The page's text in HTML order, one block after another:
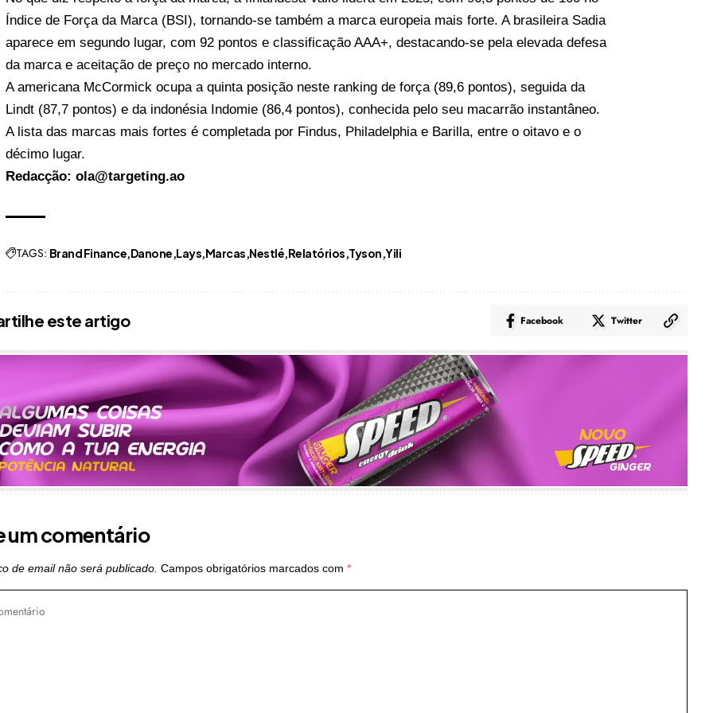
Índice de Força da Marca (BSI), tornando-se também a marca europeia mais forte. A brasileira Sadia
aparece em segundo lugar, com 92 pontos e classificação AAA+, destacando-se pela elevada defesa
da marca e aceitação de preço no mercado interno.
A americana McCormick ocupa a quinta posição neste ranking de força (89,6 pontos), seguida da
Lindt (87,7 pontos) e da indonésia Indomie (86,4 pontos), conhecida pelo seu macarrão instantâneo.
A lista das marcas mais fortes é completada por Findus, Philadelphia e Barilla, entre o oitavo e o
décimo lugar.
Redacção: ola@targeting.ao
TAGS: Brand Finance Danone Lays Marcas Nestlé Relatórios Tyson Yili
este artigo Facebook Twitter
um comentário
de email não será publicado. Campos obrigatórios marcados com *